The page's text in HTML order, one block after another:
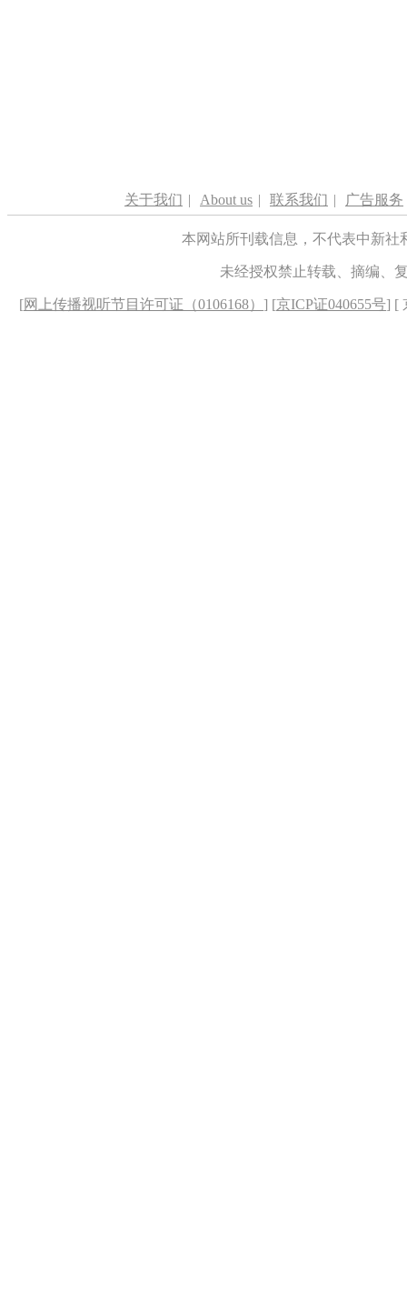
关于我们 | About us | 联系我们 | 广告服务
本网站所刊载信息，不代表中新
未经授权禁止转载、摘编、
[网上传播视听节目许可证（0106168） ] [京ICP证040655号] [